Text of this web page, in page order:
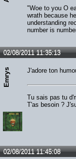
"Woe to you O
wrath because
understanding
number is
02/08/2011 11:35:13
Emrys J'adore ton
Tu sais pas tu
T'as besoin ?
02/08/2011 11:45:08